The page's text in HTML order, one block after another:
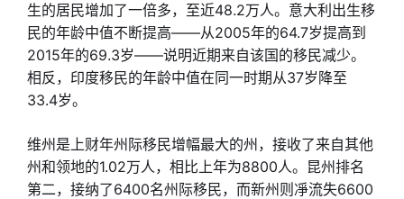
生的居民增加了一倍多，至近48.2万人。意大利出生移
民的年龄中值不断提高——从2005年的64.7岁提高到
2015年的69.3岁——说明近期来自该国的移民减少。
相反，印度移民的年龄中值在同一时期从37岁降至
33.4岁。
维州是上财年州际移民增幅最大的州，接收了来自其他
州和领地的1.02万人，相比上年为8800人。昆州排名
第二，接纳了6400名州际移民，而新州则凈流失6600